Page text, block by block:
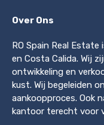
Over Ons
RO Spain Real Estate
en Costa Calida. Wij
ontwikkeling en
kust. Wij begeleiden
aankoopproces. Ook
kantoor terecht voor